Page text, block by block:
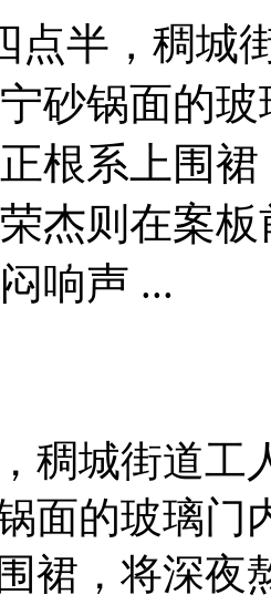
点半，稠城
砂锅面的
根系上围
杰则在案
响声 ...
稠城街道工
面的玻璃门
裙，将深夜